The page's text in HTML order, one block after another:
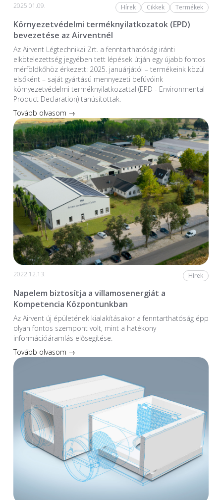
2025.01.09. Hírek Cikkek Termékek
Környezetvédelmi terméknyilatkozatok (EPD)
bevezetése az Airventnél
Az Airvent Légtechnikai Zrt. a fenntarthatóság iránti
elkötelezettség jegyében tett lépések útján egy újabb fontos
mérföldkőhöz érkezett: 2025. januárjától – termékeink közül
elsőként – saját gyártású mennyezeti befúvóink
környezetvédelmi terméknyilatkozattal (EPD - Environmental
Product Declaration) tanúsítottak.
Tovább olvasom →
2022.12.13. Hírek
Napelem biztosítja a villamosenergiát a
Kompetencia Központunkban
Az Airvent új épületének kialakításakor a fenntarthatóság épp
olyan fontos szempont volt, mint a hatékony
információáramlás elősegítése.
Tovább olvasom →